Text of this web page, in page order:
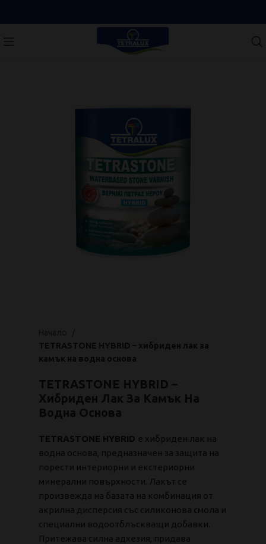
TETRASTONE HYBRID – хибриден лак за
камък на водна основа
TETRASTONE HYBRID –
Хибриден Лак За Камък На
Водна Основа
TETRASTONE HYBRID е хибриден лак на
водна основа, предназначен за защита на
порести интериорни и екстериорни
минерални повърхности. Лакът се
произвежда на базата на комбинация от
акрилна дисперсия със силиконова смола и
специални водоотблъскващи добавки.
Притежава силна адхезия, придава